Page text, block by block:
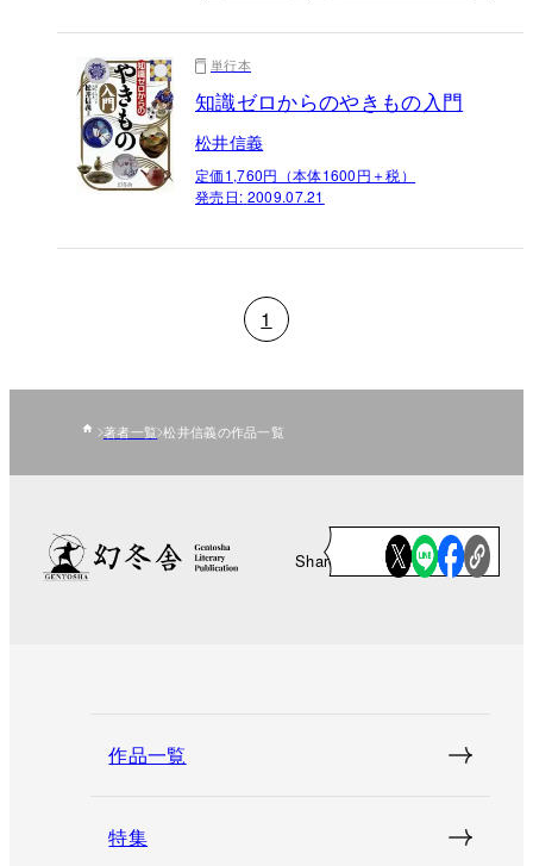
単行本
知識ゼロからのやきもの入門
松井信義
定価1,760円（本体1600円＋税）
発売日: 2009.07.21
1
著者一覧 松井信義の作品一覧
Share
作品一覧
特集